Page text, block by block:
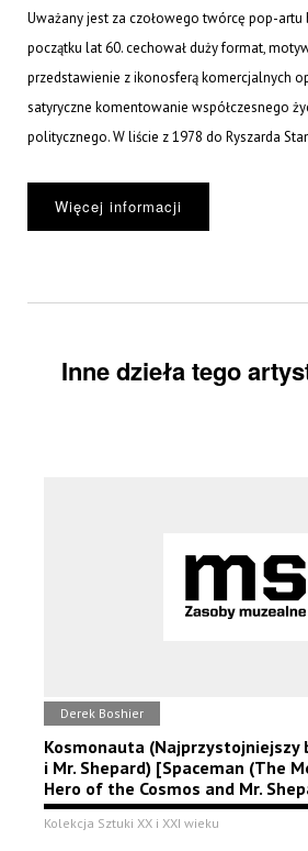
Uważany jest za czołowego twórcę pop-artu
początku lat 60. cechował duży format,
przedstawienie z ikonosferą komercjalnych
satyryczne komentowanie współczesnego
politycznego. W liście z 1978 do Ryszarda
Więcej informacji
Inne dzieła tego
Derek Boshier
Kosmonauta (Najprzystojniejszy
i Mr. Shepard) [Spaceman (The
Hero of the Cosmos and Mr.
Kolekcja Sztuki XX i XXI wieku